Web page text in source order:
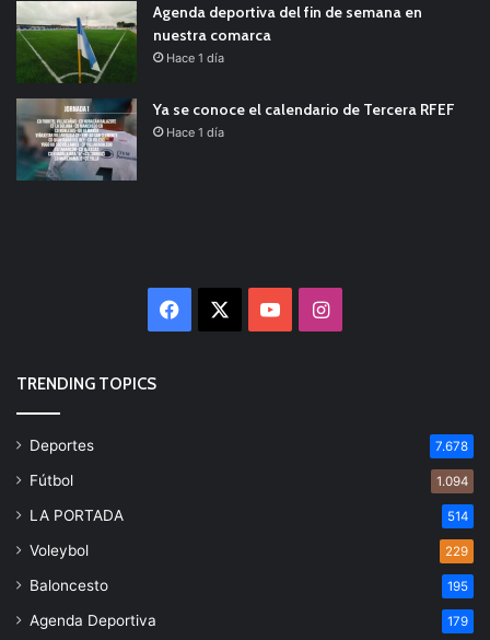
Agenda deportiva del fin de semana en
nuestra comarca
Hace 1 día
Ya se conoce el calendario de Tercera RFEF
Hace 1 día
Facebook YouTubeInstagram
TRENDING TOPICS
Deportes 7.678
Fútbol 1.094
LA PORTADA 514
Voleybol 229
Baloncesto 195
Agenda Deportiva 179